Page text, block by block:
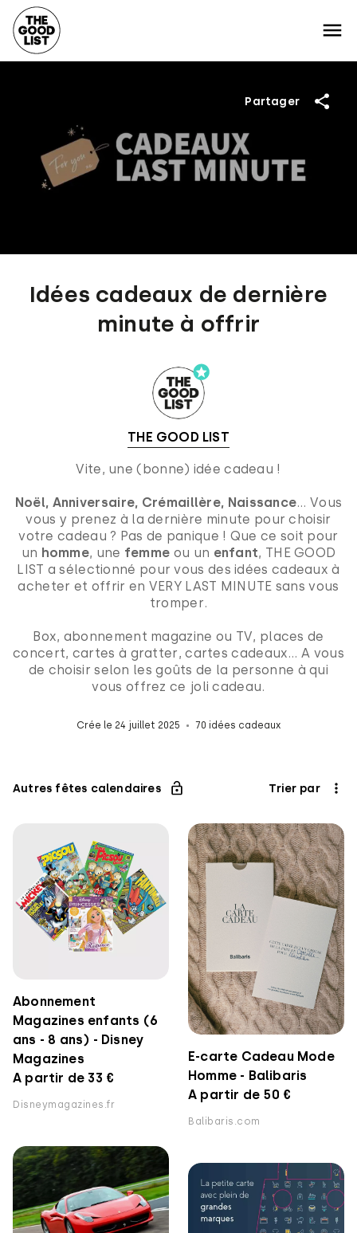
Idées cadeaux de dernière
minute à offrir
Partager
THE GOOD LIST
Vite, une (bonne) idée cadeau !
Noël, Anniversaire, Crémaillère, Naissance… Vous
vous y prenez à la dernière minute pour choisir
votre cadeau ? Pas de panique ! Que ce soit pour
un homme, une femme ou un enfant, THE GOOD
LIST a sélectionné pour vous des idées cadeaux à
acheter et offrir en VERY LAST MINUTE sans vous
tromper.
Box, abonnement magazine ou TV, places de
concert, cartes à gratter, cartes cadeaux… A vous
de choisir selon les goûts de la personne à qui
vous offrez ce joli cadeau.
Crée le 24 juillet 2025 70 idées cadeaux
Autres fêtes calendaires Trier par
Abonnement
Magazines enfants (6
ans - 8 ans) - Disney
Magazines
A partir de 33 €
Disneymagazines.fr
E-carte Cadeau Mode
Homme - Balibaris
A partir de 50 €
Balibaris.com